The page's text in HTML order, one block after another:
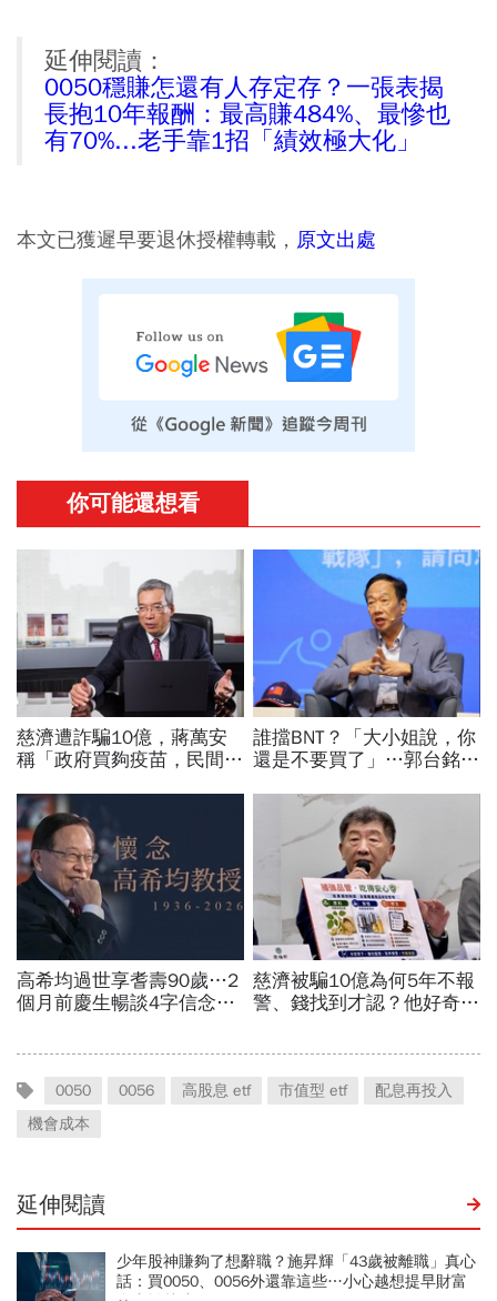
延伸閱讀：
0050穩賺怎還有人存定存？一張表揭
長抱10年報酬：最高賺484%、最慘也
有70%...老手靠1招「績效極大化」
本文已獲遲早要退休授權轉載， 原文出處
0050 0056 高股息 etf 市值型 etf
配息再投入
機會成本
延伸閱讀
少年股神賺夠了想辭職？施昇輝「43歲被離職」真心
話：買0050、0056外還靠這些…小心越想提早財富